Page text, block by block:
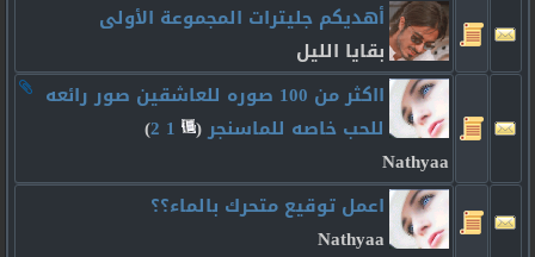
أهديكم جليترات المجموعة الأولى
بقايا الليل
ااكثر من 100 صوره للعاشقين صور رائعه
للحب خاصه للماسنجر‏
(
1
2
)
Nathyaa
اعمل توقيع متحرك بالماء؟؟
Nathyaa